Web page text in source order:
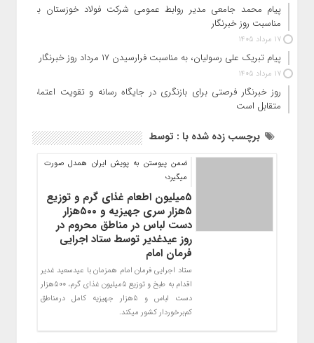
پیام محمد جامعی مدیر روابط عمومی شرکت فولاد خوزستان به
مناسبت روز خبرنگار
17 مرداد 1405
پیام تبریک علی رسولیان، به مناسبت فرارسیدن ۱۷ مرداد روز خبرنگار
17 مرداد 1405
روز خبرنگار فرصتی برای بازنگری در جایگاه رسانه و تقویت اعتماد
متقابل است
برچسب زده شده با : توسط
ضمن پیوستن به پویش ایران همدل صورت
میگیرد؛
۵میلیون اطعام غذای گرم و توزیع
۵هزار سری جهیزیه و ۵۰۰هزار
دست لباس در مناطق محروم در
روز عیدغدیر توسط ستاد اجرایی
فرمان امام
ستاد اجرایی فرمان امام همزمان با عیدسعید غدیر
اقدام به طبخ و توزیع 5میلیون غذای گرم، 500هزار
دست لباس و 5هزار جهیزیه کامل درمناطق
کم‌برخوردار کشور میکند.